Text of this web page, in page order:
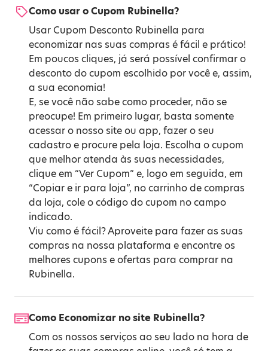
Como usar o Cupom Rubinella?
Usar Cupom Desconto Rubinella para
economizar nas suas compras é fácil e prático!
Em poucos cliques, já será possível confirmar o
desconto do cupom escolhido por você e, assim,
a sua economia!
E, se você não sabe como proceder, não se
preocupe! Em primeiro lugar, basta somente
acessar o nosso site ou app, fazer o seu
cadastro e procure pela loja. Escolha o cupom
que melhor atenda às suas necessidades,
clique em “Ver Cupom” e, logo em seguida, em
“Copiar e ir para loja”, no carrinho de compras
da loja, cole o código do cupom no campo
indicado.
Viu como é fácil? Aproveite para fazer as suas
compras na nossa plataforma e encontre os
melhores cupons e ofertas para comprar na
Rubinella.
Como Economizar no site Rubinella?
Com os nossos serviços ao seu lado na hora de